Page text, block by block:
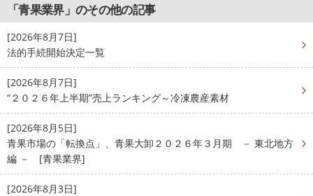
「青果業界」のその他の記事
[2026年8月7日]
法的手続開始決定一覧
[2026年8月7日]
“２０２６年上半期”売上ランキング～冷凍農産素材
[2026年8月5日]
青果市場の「転換点」、青果大卸２０２６年３月期 － 東北地方
編 － [青果業界]
[2026年8月3日]